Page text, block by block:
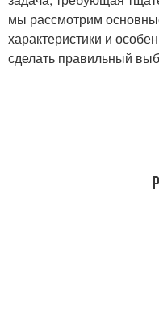
Энергоэффективный
насос
мы рассмотрим
характеристики и
сделать правильный